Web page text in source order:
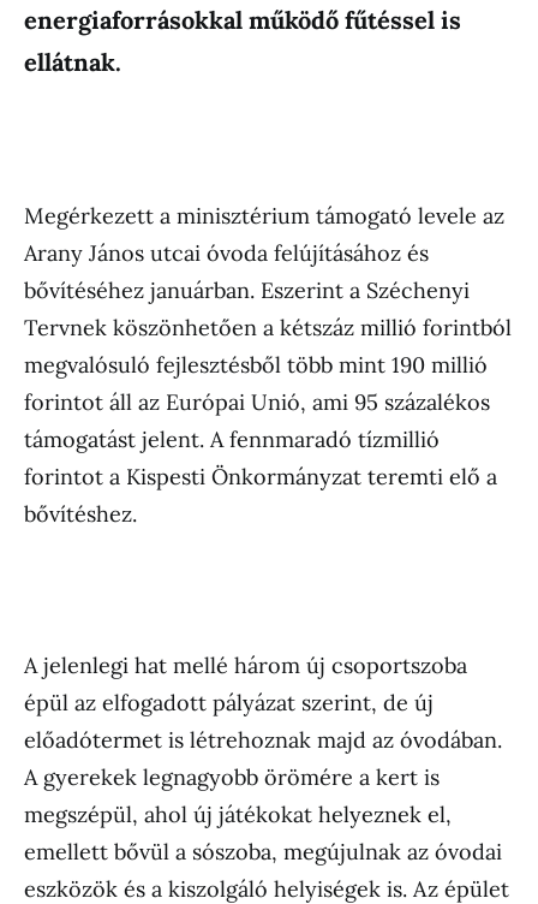
energiaforrásokkal működő fűtéssel is
ellátnak.
Megérkezett a minisztérium támogató levele az
Arany János utcai óvoda felújításához és
bővítéséhez januárban. Eszerint a Széchenyi
Tervnek köszönhetően a kétszáz millió forintból
megvalósuló fejlesztésből több mint 190 millió
forintot áll az Európai Unió, ami 95 százalékos
támogatást jelent. A fennmaradó tízmillió
forintot a Kispesti Önkormányzat teremti elő a
bővítéshez.
A jelenlegi hat mellé három új csoportszoba
épül az elfogadott pályázat szerint, de új
előadótermet is létrehoznak majd az óvodában.
A gyerekek legnagyobb örömére a kert is
megszépül, ahol új játékokat helyeznek el,
emellett bővül a sószoba, megújulnak az óvodai
eszközök és a kiszolgáló helyiségek is. Az épület